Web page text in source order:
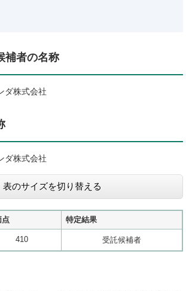
補者の名称
ダ株式会社
ダ株式会社
表のサイズを切り替える
点 特定結果
410 受託候補者